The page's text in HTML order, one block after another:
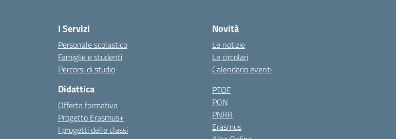
I Servizi
Personale scolastico
Famiglie e studenti
Percorsi di studio
Didattica
Offerta formativa
Progetto Erasmus+
I progetti delle classi
Novità
Le notizie
Le circolari
Calendario eventi
PTOF
PON
PNRR
Erasmus